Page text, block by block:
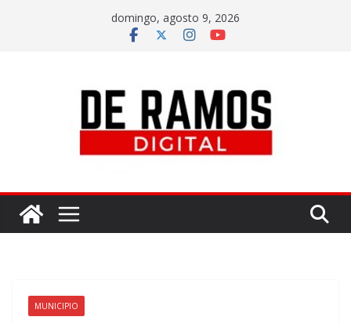
domingo, agosto 9, 2026
MUNICIPIO